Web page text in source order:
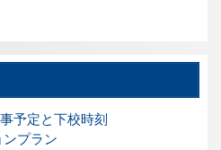
予定と下校時刻
プラン